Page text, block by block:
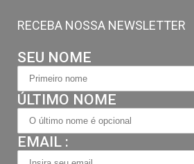
RECEBA NOSSA NEWSLETTER
SEU NOME
ÚLTIMO NOME
EMAIL :